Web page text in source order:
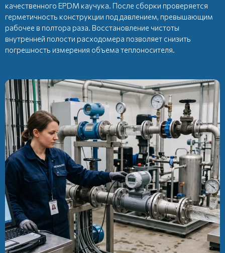
качественного EPDM каучука. После сборки проверяется
герметичность конструкции под давлением, превышающим
рабочее в полтора раза. Восстановление чистоты
внутренней полости расходомера позволяет снизить
погрешность измерения объема теплоносителя.